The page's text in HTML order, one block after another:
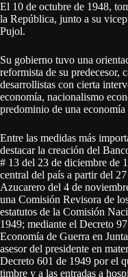
El 10 de octubre de 1948,
la República, junto a su
Pujol.
Su gobierno tuvo una
reformista de su predecesor,
desarrollistas con cierta
economía, nacionalismo
predominio de una economía
Entre las medidas más
destacar la creación del
# 13 del 23 de diciembre de
central del país a partir del
Azucarero del 4 de
una Comisión Revisora de
estatutos de la Comisión
1949; mediante el Decreto
Economía de Guerra en
asesor del presidente en
Decreto 601 de 1949 por el
timbre y a las entradas a